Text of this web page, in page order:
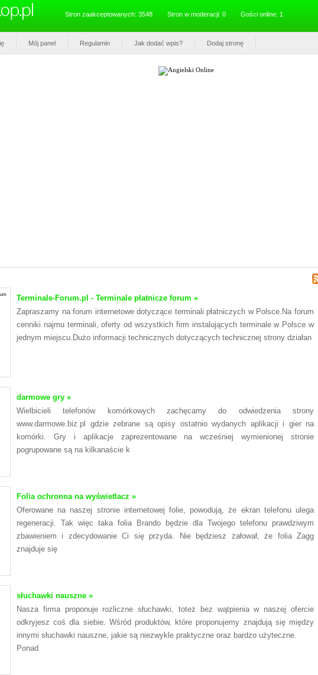
Stron zaakceptowanych: 3548 Stron w moderacji: 0 Gości online: 1
Mój panel Regulamin Jak dodać wpis? Dodaj stronę
Terminale-Forum.pl - Terminale płatnicze forum »
Zapraszamy na forum internetowe dotyczące terminali płatniczych w Polsce.Na forum
cenniki najmu terminali, oferty od wszystkich firm instalujących terminale w Polsce w
jednym miejscu.Dużo informacji technicznych dotyczących technicznej strony działan
darmowe gry »
Wielbicieli telefonów komórkowych zachęcamy do odwiedzenia strony
www.darmowe.biz.pl gdzie zebrane są opisy ostatnio wydanych aplikacji i gier na
komórki. Gry i aplikacje zaprezentowane na wcześniej wymienionej stronie
pogrupowane są na kilkanaście k
Folia ochronna na wyświetlacz »
Oferowane na naszej stronie internetowej folie, powodują, że ekran telefonu ulega
regeneracji. Tak więc taka folia Brando będzie dla Twojego telefonu prawdziwym
zbawieniem i zdecydowanie Ci się przyda. Nie będziesz żałował, że folia Zagg
znajduje się
słuchawki nauszne »
Nasza firma proponuje rozliczne słuchawki, toteż bez wątpienia w naszej ofercie
odkryjesz coś dla siebie. Wśród produktów, które proponujemy znajdują się między
innymi słuchawki nauszne, jakie są niezwykle praktyczne oraz bardzo użyteczne.
Ponad